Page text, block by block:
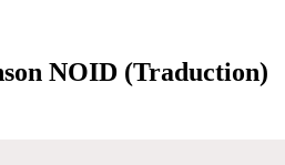
NOID (Traduction)